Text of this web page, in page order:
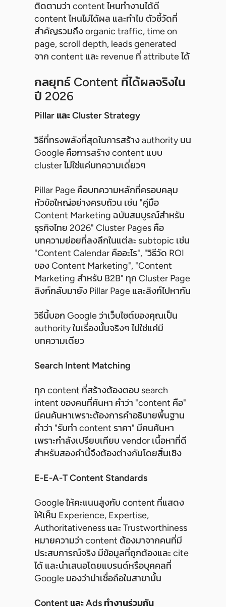
ติดตามว่า content ไหนทำงานได้ดี
content ไหนไม่ได้ผล และทำไม ตัวชี้วัดที่
สำคัญรวมถึง organic traffic, time on
page, scroll depth, leads generated
จาก content และ revenue ที่ attribute ได้
กลยุทธ์ Content ที่ได้ผลจริงใน
ปี 2026
Pillar และ Cluster Strategy
วิธีที่ทรงพลังที่สุดในการสร้าง authority บน
Google คือการสร้าง content แบบ
cluster ไม่ใช่แค่บทความเดี่ยวๆ
Pillar Page คือบทความหลักที่ครอบคลุม
หัวข้อใหญ่อย่างครบถ้วน เช่น "คู่มือ
Content Marketing ฉบับสมบูรณ์สำหรับ
ธุรกิจไทย 2026" Cluster Pages คือ
บทความย่อยที่ลงลึกในแต่ละ subtopic เช่น
"Content Calendar คืออะไร", "วิธีวัด ROI
ของ Content Marketing", "Content
Marketing สำหรับ B2B" ทุก Cluster Page
ลิงก์กลับมายัง Pillar Page และลิงก์ไปหากัน
วิธีนี้บอก Google ว่าเว็บไซต์ของคุณเป็น
authority ในเรื่องนั้นจริงๆ ไม่ใช่แค่มี
บทความเดียว
Search Intent Matching
ทุก content ที่สร้างต้องตอบ search
intent ของคนที่ค้นหา คำว่า "content คือ"
มีคนค้นหาเพราะต้องการคำอธิบายพื้นฐาน
คำว่า "รับทำ content ราคา" มีคนค้นหา
เพราะกำลังเปรียบเทียบ vendor เนื้อหาที่ดี
สำหรับสองคำนี้จึงต้องต่างกันโดยสิ้นเชิง
E-E-A-T Content Standards
Google ให้คะแนนสูงกับ content ที่แสดง
ให้เห็น Experience, Expertise,
Authoritativeness และ Trustworthiness
หมายความว่า content ต้องมาจากคนที่มี
ประสบการณ์จริง มีข้อมูลที่ถูกต้องและ cite
ได้ และนำเสนอโดยแบรนด์หรือบุคคลที่
Google มองว่าน่าเชื่อถือในสาขานั้น
Content และ Ads ทำงานร่วมกัน